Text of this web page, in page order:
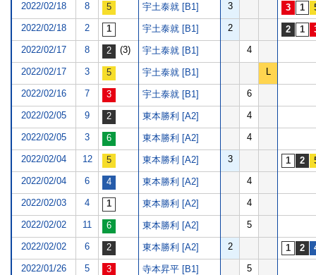
2022/02/18 8 宇土泰就 [B1] 3
2022/02/18 2 宇土泰就 [B1] 2
2022/02/17 8 (3) 宇土泰就 [B1] 4
2022/02/17 3 宇土泰就 [B1] L
2022/02/16 7 宇土泰就 [B1] 6
2022/02/05 9 東本勝利 [A2] 4
2022/02/05 3 東本勝利 [A2] 4
2022/02/04 12 東本勝利 [A2] 3
2022/02/04 6 東本勝利 [A2] 4
2022/02/03 4 東本勝利 [A2] 4
2022/02/02 11 東本勝利 [A2] 5
2022/02/02 6 東本勝利 [A2] 2
2022/01/26 5 寺本昇平 [B1] 5